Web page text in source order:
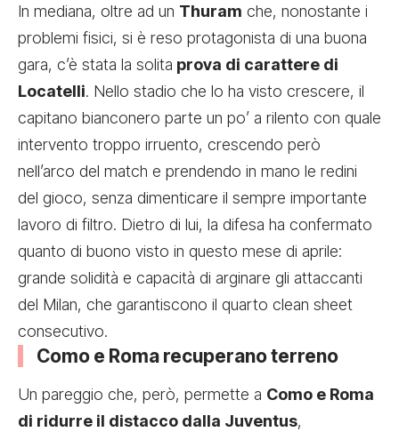
In mediana, oltre ad un Thuram che, nonostante i
problemi fisici, si è reso protagonista di una buona
gara, c’è stata la solita prova di carattere di
Locatelli. Nello stadio che lo ha visto crescere, il
capitano bianconero parte un po’ a rilento con quale
intervento troppo irruento, crescendo però
nell’arco del match e prendendo in mano le redini
del gioco, senza dimenticare il sempre importante
lavoro di filtro. Dietro di lui, la difesa ha confermato
quanto di buono visto in questo mese di aprile:
grande solidità e capacità di arginare gli attaccanti
del Milan, che garantiscono il quarto clean sheet
consecutivo.
Como e Roma recuperano terreno
Un pareggio che, però, permette a Como e Roma
di ridurre il distacco dalla Juventus,